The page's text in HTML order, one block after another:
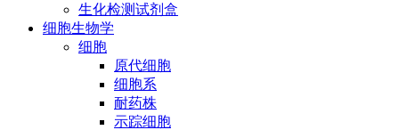
生化检测试剂盒
细胞生物学
细胞
原代细胞
细胞系
耐药株
示踪细胞